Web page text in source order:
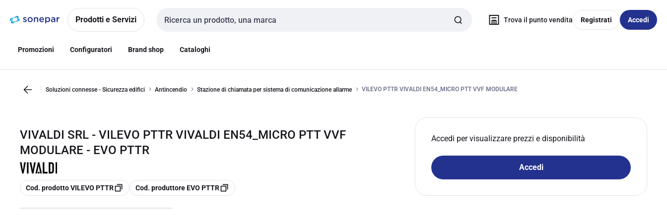
navigazionealla
Prodotti e Servizi
Cerca input
Trova il punto vendita Registrati Accedi
Promozioni Configuratori Brand shop Cataloghi
Soluzioni connesse - Sicurezza edifici Antincendio Stazione di chiamata per sistema di comunicazione allarme VILEVO PTTR VIVALDI EN54_MICRO PTT VVF MODULARE
VIVALDI SRL - VILEVO PTTR VIVALDI EN54_MICRO PTT VVF
MODULARE - EVO PTTR
copia
Cod. prodotto VILEVO PTTR copia
Cod. produttore EVO PTTR
Accedi per visualizzare prezzi e disponibilità
Accedi